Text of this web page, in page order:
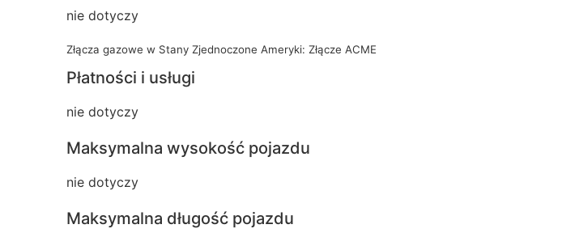
nie dotyczy
Złącza gazowe w Stany Zjednoczone Ameryki: Złącze ACME
Płatności i usługi
nie dotyczy
Maksymalna wysokość pojazdu
nie dotyczy
Maksymalna długość pojazdu